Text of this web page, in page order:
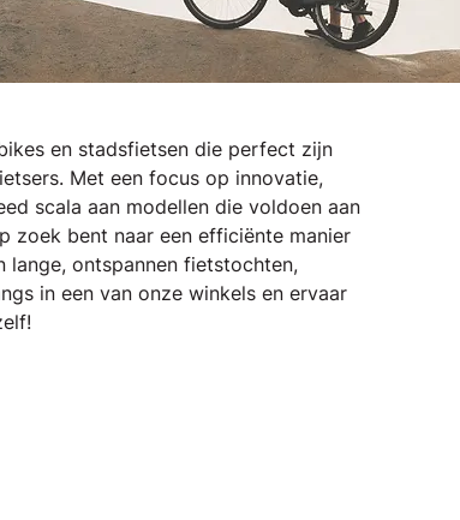
en stadsfietsen die perfect zijn
Met een focus op innovatie,
scala aan modellen die voldoen aan
zoek bent naar een efficiënte manier
ontspannen fietstochten,
in een van onze winkels en ervaar